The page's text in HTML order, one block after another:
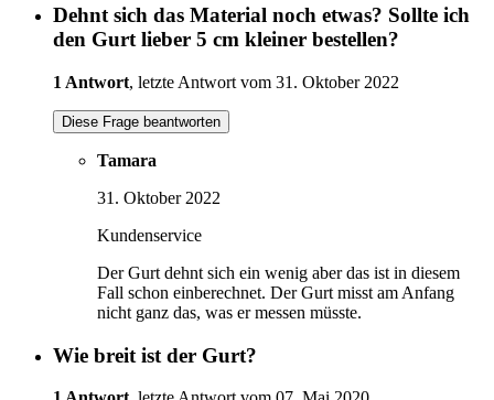
Dehnt sich das Material noch etwas? Sollte ich
den Gurt lieber 5 cm kleiner bestellen?
1 Antwort, letzte Antwort vom 31. Oktober 2022
Diese Frage beantworten
Tamara
31. Oktober 2022
Kundenservice
Der Gurt dehnt sich ein wenig aber das ist in diesem
Fall schon einberechnet. Der Gurt misst am Anfang
nicht ganz das, was er messen müsste.
Wie breit ist der Gurt?